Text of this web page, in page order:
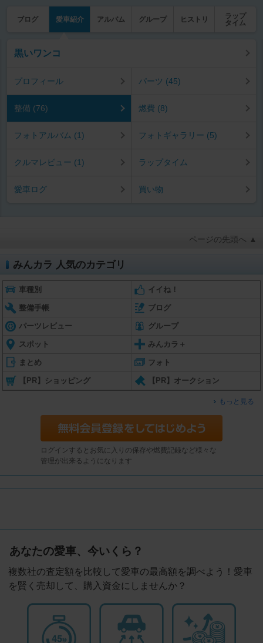
ブログ 愛車紹介 アルバム グループ ヒストリ
ラップ
タイム
黒いワンコ
プロフィール パーツ (45)
整備 (76) 燃費 (8)
フォトアルバム (1) フォトギャラリー (5)
クルマレビュー (1) ラップタイム
愛車ログ 買い物
ページの先頭へ ▲
みんカラ 人気のカテゴリ
車種別 イイね！
整備手帳 ブログ
パーツレビュー グループ
スポット みんカラ＋
まとめ フォト
【PR】ショッピング 【PR】オークション
もっと見る
ログインするとお気に入りの保存や燃費記録など様々な
管理が出来るようになります
あなたの愛車、今いくら？
複数社の査定額を比較して愛車の最高額を調べよう！愛車
を賢く売却して、購入資金にしませんか？